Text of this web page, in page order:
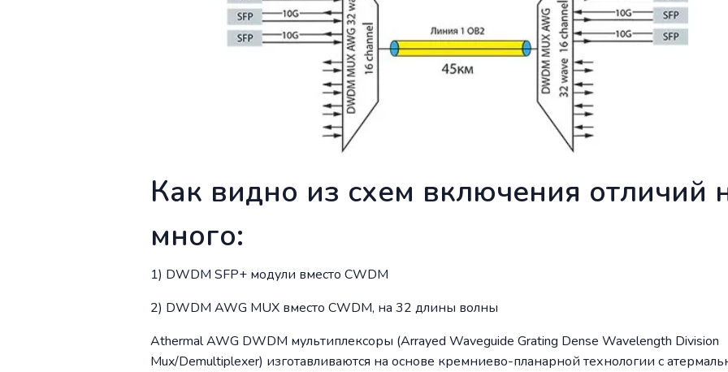
Как видно из схем включения отличий
много:
1) DWDM SFP+ модули вместо CWDM
2) DWDM AWG MUX вместо CWDM, на 32 длины волны
Athermal AWG DWDM мультиплексоры (Arrayed Waveguide Grating Dense Wavelength Division
Mux/Demultiplexer) изготавливаются на основе кремниево-планарной технологии с